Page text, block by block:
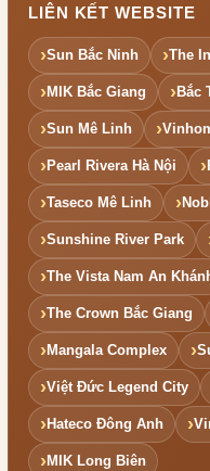
LIÊN KẾT WEBSITE
Sun Bắc Ninh The
MIK Bắc Giang Bắc
Sun Mê Linh
Pearl Rivera Hà Nội
Taseco Mê Linh
Sunshine River Park
The Vista Nam An
The Crown Bắc Giang
Mangala Complex
Việt Đức Legend City
Hateco Đông Anh
MIK Long Biên